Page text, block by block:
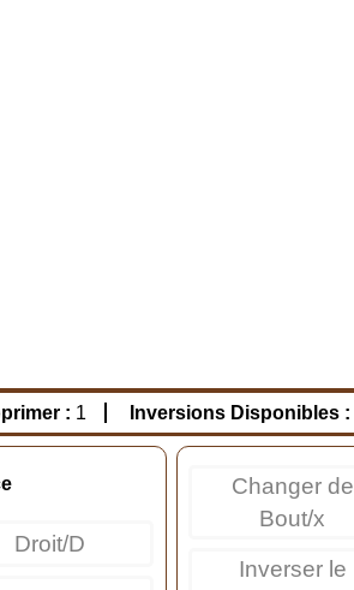
: 1 Inversions Disponibles :
Droit/D
Changer de
Bout/x
Inverser le